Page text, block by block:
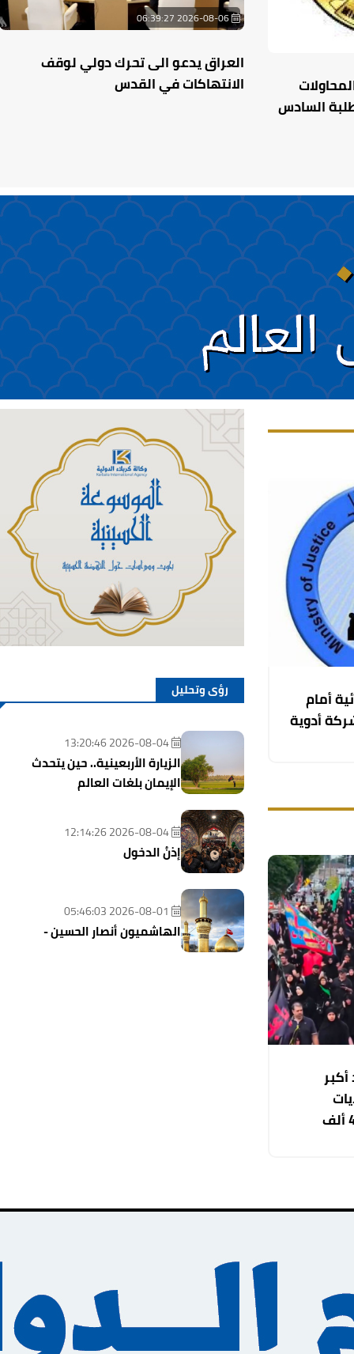
السادس
2026-08-06 06:39:27
العراق يدعو الى تحرك دولي لوقف
الانتهاكات في القدس
أمام
أدوية
المتحدة بمشاركة نحو 45 ألف
رؤى وتحليل
2026-08-04 13:20:46
الزيارة الأربعينية.. حين يتحدث
الإيمان بلغات العالم
2026-08-04 12:14:26
إذنُ الدخول
2026-08-01 05:46:03
الهاشميون أنصار الحسين -